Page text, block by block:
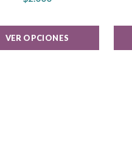
VER OPCIONES